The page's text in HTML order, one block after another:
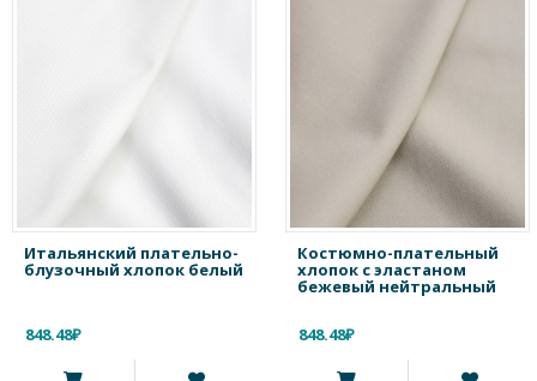
Итальянский плательно-
блузочный хлопок белый
848.48₽
Костюмно-плательный
хлопок c эластаном
бежевый нейтральный
848.48₽